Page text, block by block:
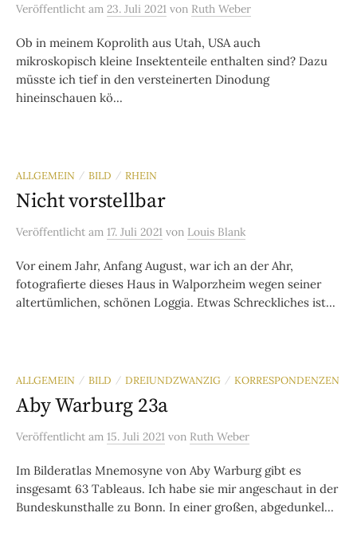
Veröffentlicht am 23. Juli 2021 von Ruth Weber
Ob in meinem Koprolith aus Utah, USA auch
mikroskopisch kleine Insektenteile enthalten sind? Dazu
müsste ich tief in den versteinerten Dinodung
hineinschauen kö...
ALLGEMEIN / BILD / RHEIN
Nicht vorstellbar
Veröffentlicht am 17. Juli 2021 von Louis Blank
Vor einem Jahr, Anfang August, war ich an der Ahr,
fotografierte dieses Haus in Walporzheim wegen seiner
altertümlichen, schönen Loggia. Etwas Schreckliches ist...
ALLGEMEIN / BILD / DREIUNDZWANZIG / KORRESPONDENZEN
Aby Warburg 23a
Veröffentlicht am 15. Juli 2021 von Ruth Weber
Im Bilderatlas Mnemosyne von Aby Warburg gibt es
insgesamt 63 Tableaus. Ich habe sie mir angeschaut in der
Bundeskunsthalle zu Bonn. In einer großen, abgedunkel...